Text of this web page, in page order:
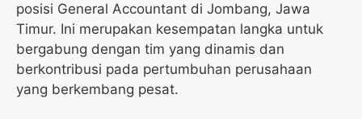
posisi General Accountant di Jombang, Jawa
Timur. Ini merupakan kesempatan langka untuk
bergabung dengan tim yang dinamis dan
berkontribusi pada pertumbuhan perusahaan
yang berkembang pesat.